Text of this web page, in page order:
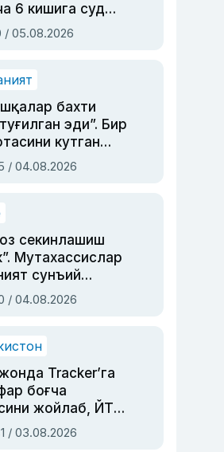
6 кишига суд
ўқилди
/ 05.08.2026
бахти
эди”. Бир
кутган
ва дубльяж
Римма
тўла ҳаёти
/ 04.08.2026
секинлашиш
Мутахассислар
сунъий
бошқара
қолишидан
/ 04.08.2026
Tracker’га
боғча
жойлаб, ЙТҲ
этган аёлга суд
ўқилди
/ 03.08.2026